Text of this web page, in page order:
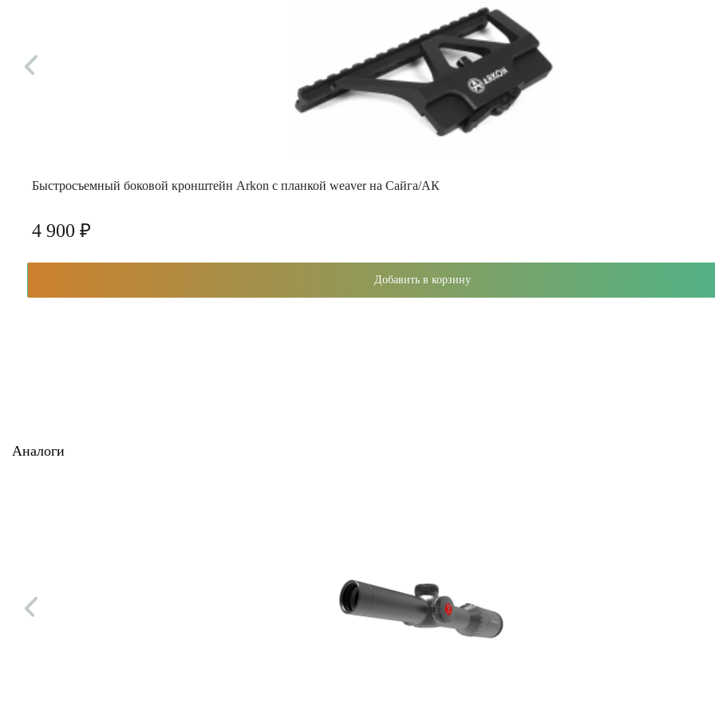
Быстросъемный боковой кронштейн Arkon с планкой weaver на Сайга/АК
4 900 ₽
Добавить в корзину
Аналоги